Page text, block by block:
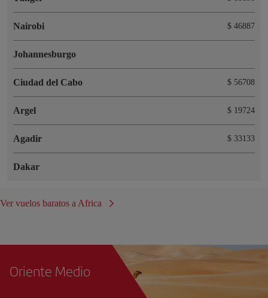
Nairobi $ 46887
Johannesburgo
Ciudad del Cabo $ 56708
Argel $ 19724
Agadir $ 33133
Dakar
Ver vuelos baratos a Africa
Oriente Medio